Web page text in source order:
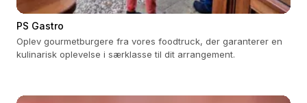
PS Gastro
Oplev gourmetburgere fra vores foodtruck, der garanterer en
kulinarisk oplevelse i særklasse til dit arrangement.